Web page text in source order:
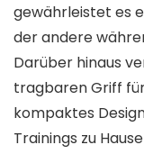
gewährleistet es
der andere
Darüber hinaus
tragbaren Griff
kompaktes
Trainings zu